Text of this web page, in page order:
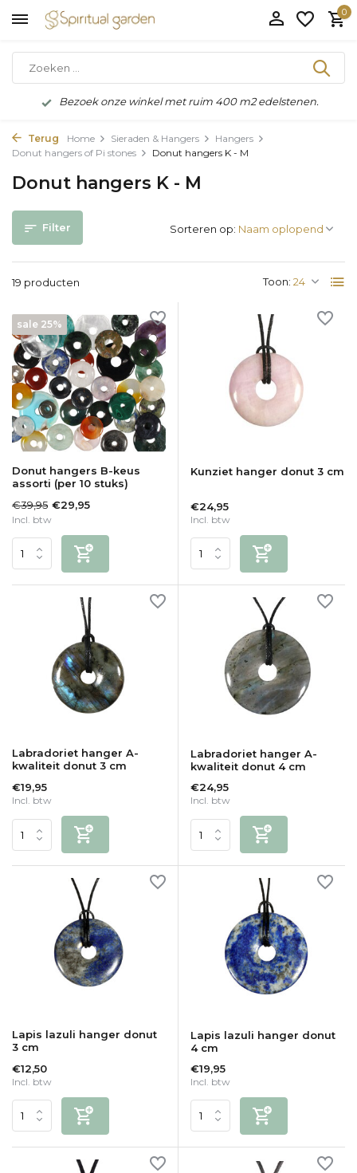
0
Bezoek onze winkel met ruim 400 m2 edelstenen.
Terug Home Sieraden & Hangers
Hangers
Donut hangers of Pi stones
Donut hangers K - M
Donut hangers K - M
Filter
19 producten Toon:
Sorteren op:
sale 25%
Donut hangers B-keus
assorti (per 10 stuks)
€39,95 €29,95
Incl. btw
Kunziet hanger donut 3 cm
€24,95
Incl. btw
Labradoriet hanger A-
kwaliteit donut 3 cm
€19,95
Incl. btw
Labradoriet hanger A-
kwaliteit donut 4 cm
€24,95
Incl. btw
Lapis lazuli hanger donut
3 cm
€12,50
Incl. btw
Lapis lazuli hanger donut
4 cm
€19,95
Incl. btw